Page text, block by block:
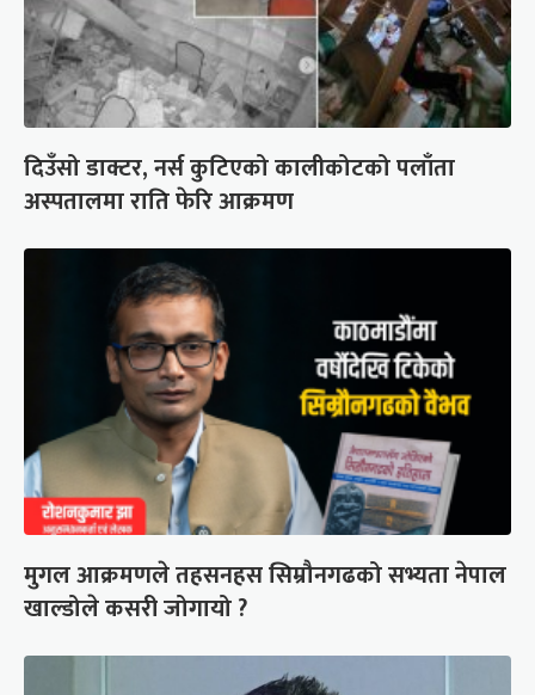
दिउँसो डाक्टर, नर्स कुटिएको कालीकोटको पलाँता
अस्पतालमा राति फेरि आक्रमण
मुगल आक्रमणले तहसनहस सिम्रौनगढको सभ्यता नेपाल
खाल्डोले कसरी जोगायो ?